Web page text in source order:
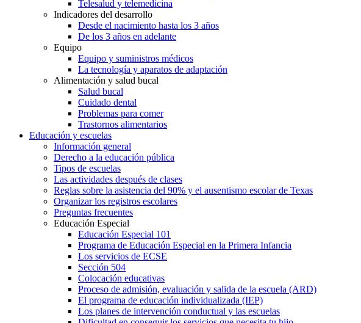
Telesalud y telemedicina
Indicadores del desarrollo
Desde el nacimiento hasta los 3 años
De los 3 años en adelante
Equipo
Equipo y suministros médicos
La tecnología y aparatos de adaptación
Alimentación y salud bucal
Salud bucal
Cuidado dental
Problemas para comer
Trastornos alimentarios
Educación y escuelas
Información general
Derecho a la educación pública
Tipos de escuelas
Las actividades después de clases
Reglas sobre la asistencia del 90% y el ausentismo escolar de Texas
Organizar los registros escolares
Preguntas frecuentes
Educación Especial
Educación Especial 101
Programa de Educación Especial en la Primera Infancia
Los servicios de ECSE
Sección 504
Colocación educativas
Proceso de admisión, evaluación y salida de la escuela (ARD)
El programa de educación individualizada (IEP)
Los planes de intervención conductual y las escuelas